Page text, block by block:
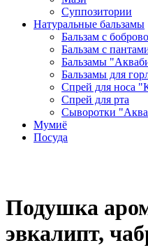
Суппозитории
Натуральные бальзамы
Бальзам с
Бальзам с
Бальзамы
Бальзамы для
Спрей для носа
Спрей для рта
Сыворотки
Мумиё
Посуда
Подушка
эвкалипт,